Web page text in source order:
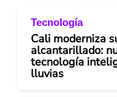
Tecnología
Cali moderniza
alcantarillado:
tecnología
lluvias